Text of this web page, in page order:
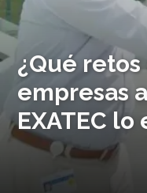
¿Qué
empresas
EXATEC